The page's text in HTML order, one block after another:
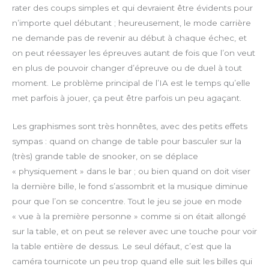
l
l
s
c
r
n
d
rater des coups simples et qui devraient être évidents pour
n’importe quel débutant ; heureusement, le mode carrière
ne demande pas de revenir au début à chaque échec, et
on peut réessayer les épreuves autant de fois que l’on veut
en plus de pouvoir changer d’épreuve ou de duel à tout
moment. Le problème principal de l’IA est le temps qu’elle
met parfois à jouer, ça peut être parfois un peu agaçant.
Les graphismes sont très honnêtes, avec des petits effets
sympas : quand on change de table pour basculer sur la
(très) grande table de snooker, on se déplace
« physiquement » dans le bar ; ou bien quand on doit viser
la dernière bille, le fond s’assombrit et la musique diminue
pour que l’on se concentre. Tout le jeu se joue en mode
« vue à la première personne » comme si on était allongé
sur la table, et on peut se relever avec une touche pour voir
la table entière de dessus. Le seul défaut, c’est que la
caméra tournicote un peu trop quand elle suit les billes qui